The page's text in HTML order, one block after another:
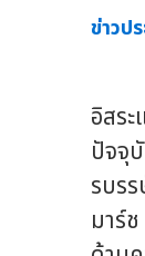
ข่าวป
รา
อิสร
ปัจจุ
รบร
มาร์